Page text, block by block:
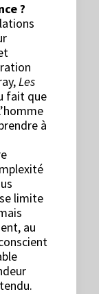
?
Les
fait que
à
limite
au